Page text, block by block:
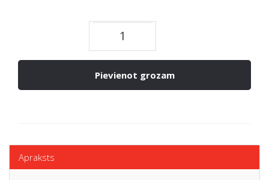
Pievienot grozam
Apraksts